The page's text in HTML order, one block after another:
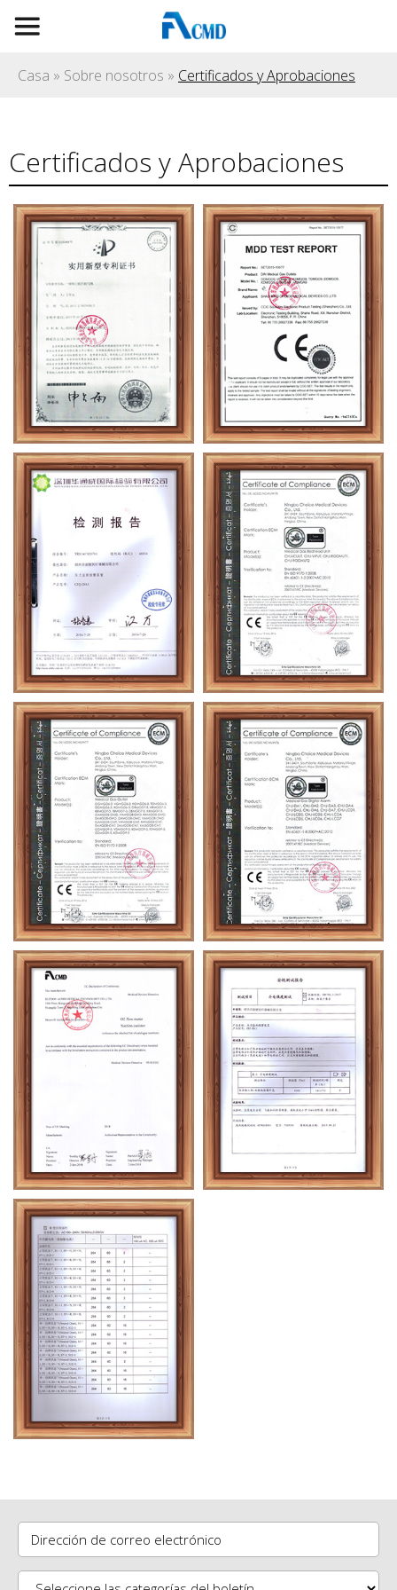
Casa » Sobre nosotros » Certificados y Aprobaciones
Certificados y Aprobaciones
Dirección de correo electrónico